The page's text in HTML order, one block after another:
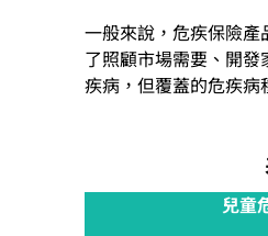
一般來說，危疾保險
了照顧市場需要、開
疾病，但覆蓋的危疾病
兒童